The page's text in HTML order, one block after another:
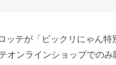
ッテが「ビックリにゃん
オンラインショップでの